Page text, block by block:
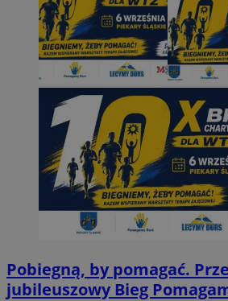
Pobiegną, by pomagać.
jubileuszowy Bieg